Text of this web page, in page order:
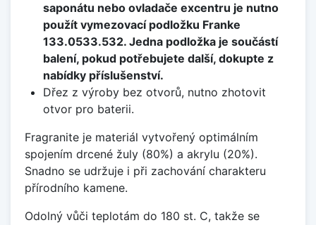
saponátu nebo ovladače excentru je nutno
použít vymezovací podložku Franke
133.0533.532. Jedna podložka je součástí
balení, pokud potřebujete další, dokupte z
nabídky příslušenství.
Dřez z výroby bez otvorů, nutno zhotovit
otvor pro baterii.
Fragranite je materiál vytvořený optimálním
spojením drcené žuly (80%) a akrylu (20%).
Snadno se udržuje i při zachování charakteru
přírodního kamene.
Odolný vůči teplotám do 180 st. C, takže se